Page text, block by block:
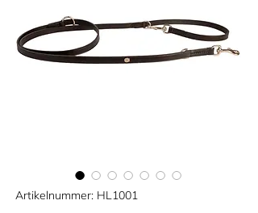
Artikelnummer: HL1001